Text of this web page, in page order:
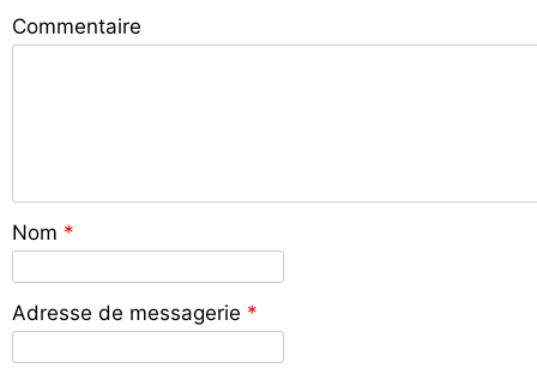
Commentaire
Nom *
Adresse de messagerie *